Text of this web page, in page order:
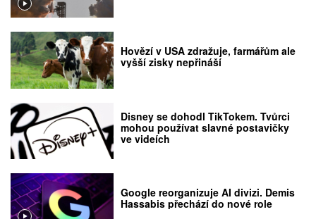
Hovězí v USA zdražuje, farmářům ale
vyšší zisky nepřináší
Disney se dohodl TikTokem. Tvůrci
mohou používat slavné postavičky
ve videích
Google reorganizuje AI divizi. Demis
Hassabis přechází do nové role